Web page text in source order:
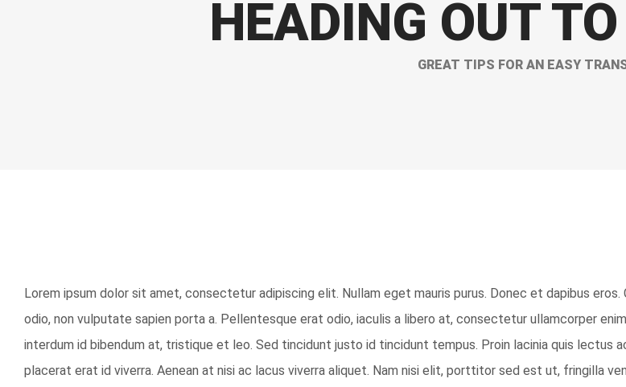
HEADING OUT
GREAT TIPS FOR AN EASY
Larger
Image
Lorem ipsum dolor sit amet, consectetur adipiscing elit. Nullam eget mauris purus. Donec et dapibus eros.
odio, non vulputate sapien porta a. Pellentesque erat odio, iaculis a libero at, consectetur ullamcorper
interdum id bibendum at, tristique et leo. Sed tincidunt justo id tincidunt tempus. Proin lacinia quis lectus
placerat erat id viverra. Aenean at nisi ac lacus viverra aliquet. Nam nisi elit, porttitor sed est ut, fringilla